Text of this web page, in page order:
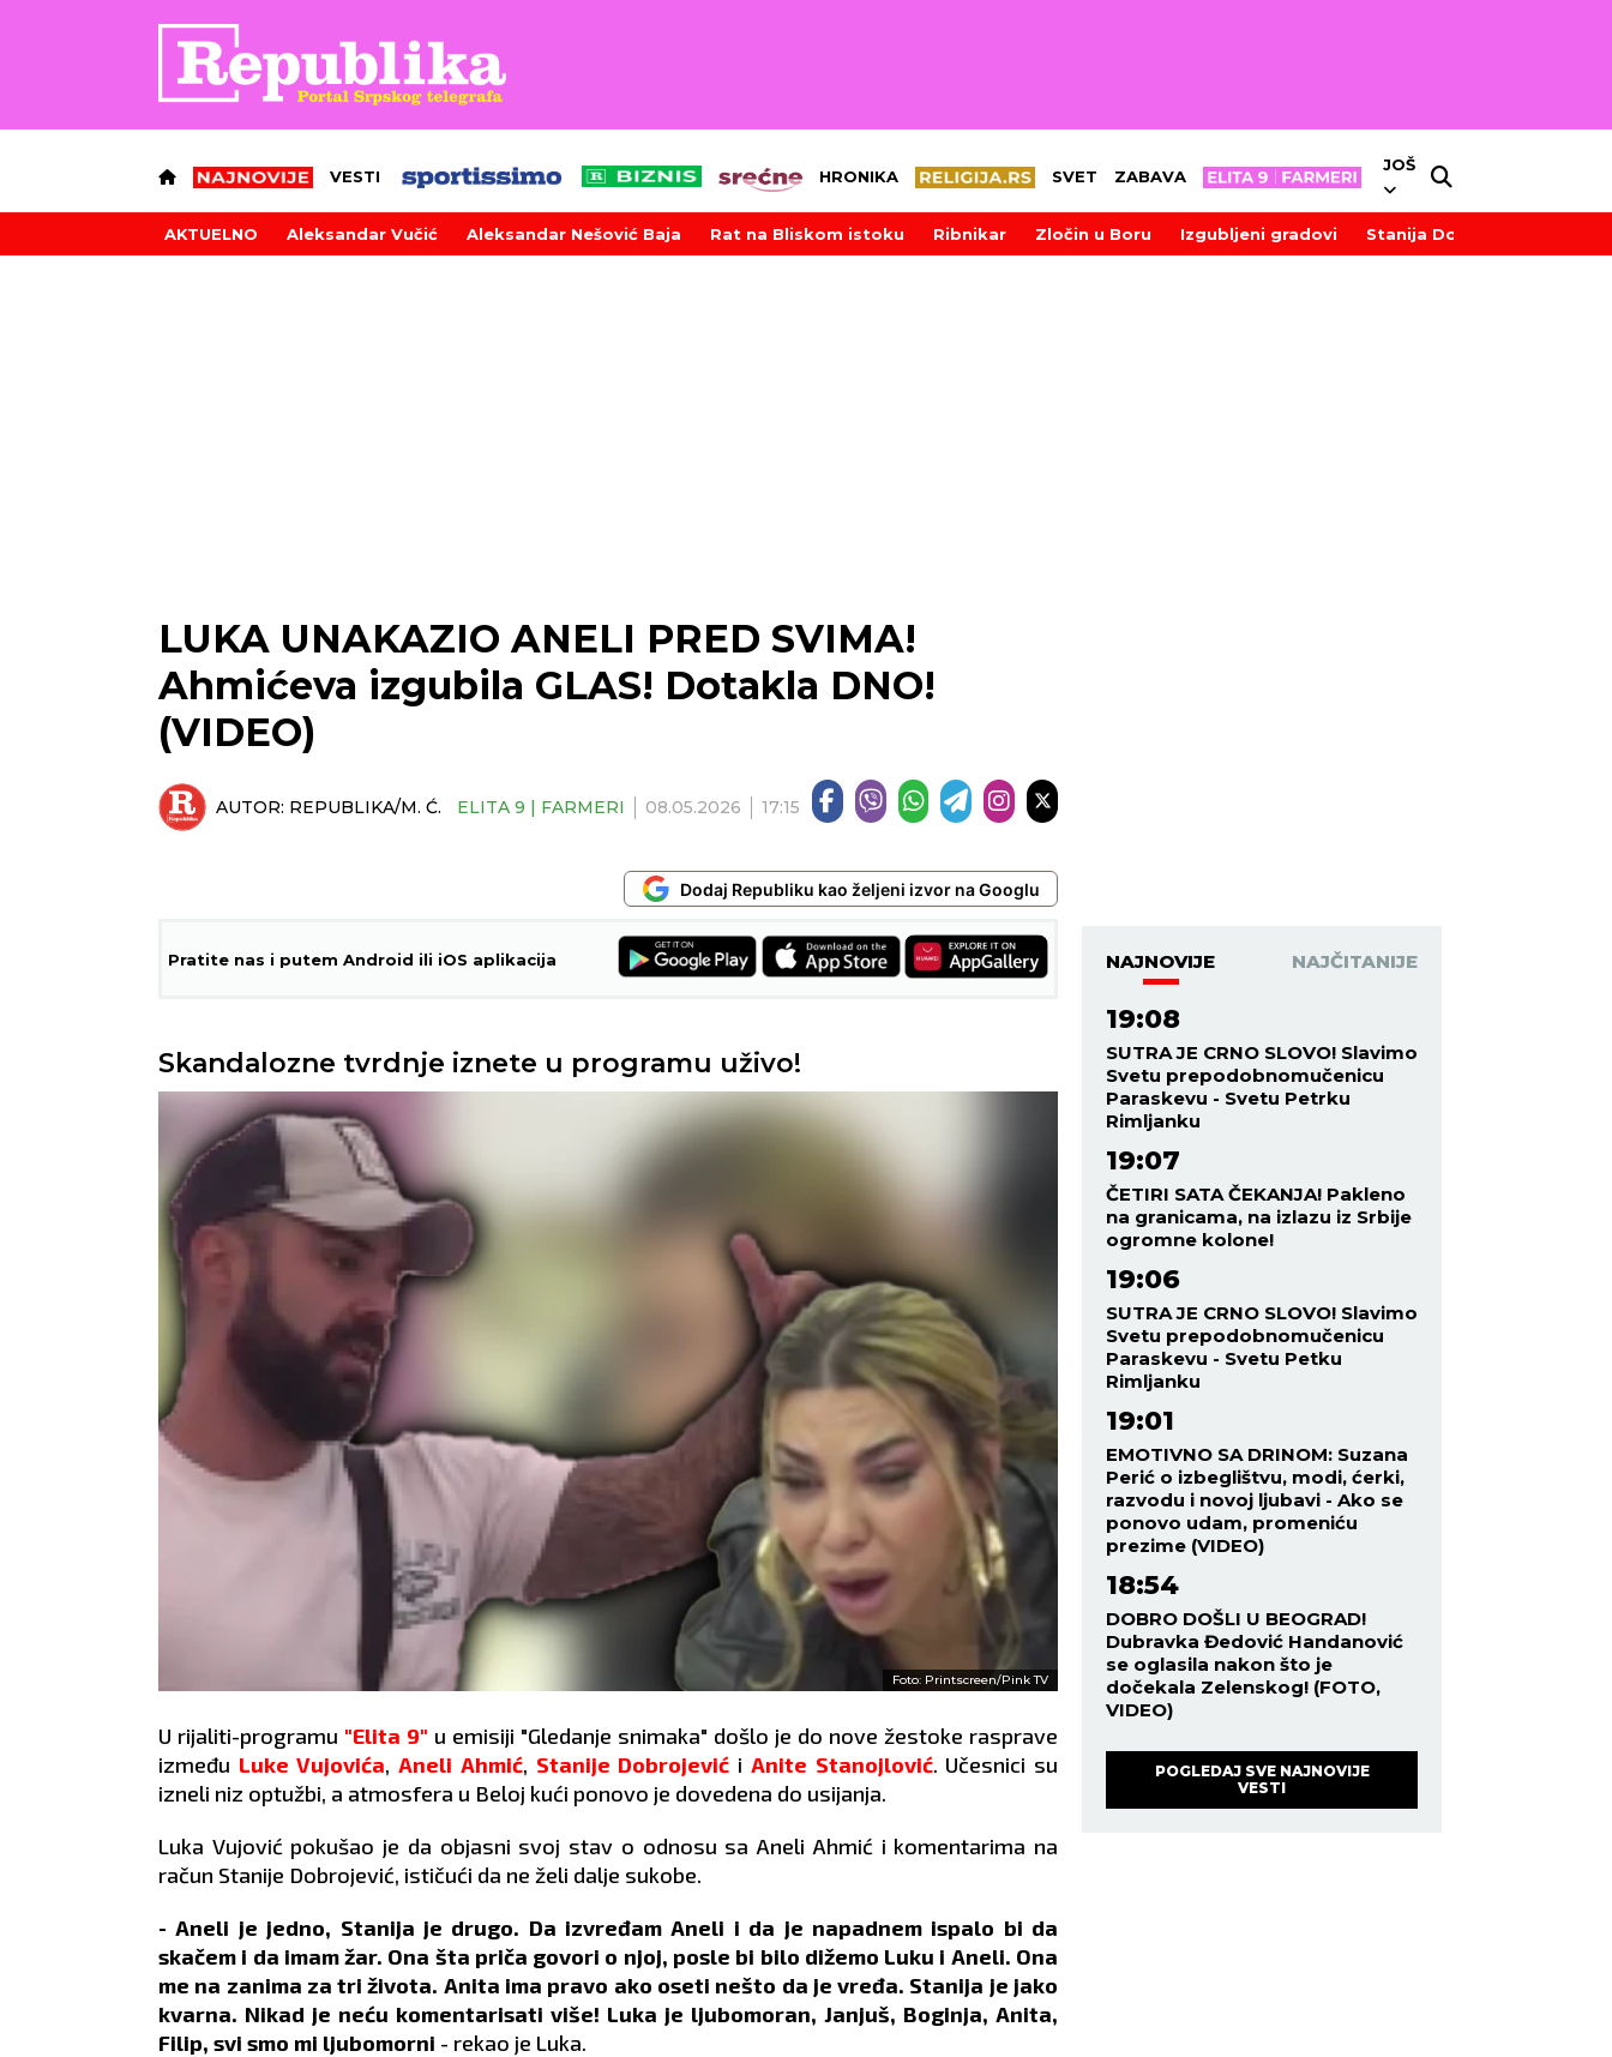
VESTI HRONIKA SVET ZABAVA
JOŠ
AKTUELNO Aleksandar Vučić Aleksandar Nešović Baja Rat na Bliskom istoku Ribnikar Zločin u Boru Izgubljeni gradovi Stanija Dobrojević
LUKA UNAKAZIO ANELI PRED SVIMA!
Ahmićeva izgubila GLAS! Dotakla DNO!
(VIDEO)
AUTOR: REPUBLIKA/M. Ć. ELITA 9 | FARMERI 08.05.2026 17:15
Dodaj Republiku kao željeni izvor na Googlu
Pratite nas i putem Android ili iOS aplikacija
Skandalozne tvrdnje iznete u programu uživo!
Foto: Printscreen/Pink TV
U rijaliti-programu "Elita 9" u emisiji "Gledanje snimaka" došlo je do nove žestoke rasprave
između Luke Vujovića,Aneli Ahmić, Stanije Dobrojević i Anite Stanojlović. Učesnici su
izneli niz optužbi, a atmosfera u Beloj kući ponovo je dovedena do usijanja.
Luka Vujović pokušao je da objasni svoj stav o odnosu sa Aneli Ahmić i komentarima na
račun Stanije Dobrojević, ističući da ne želi dalje sukobe.
- Aneli je jedno, Stanija je drugo. Da izvređam Aneli i da je napadnem ispalo bi da
skačem i da imam žar. Ona šta priča govori o njoj, posle bi bilo dižemo Luku i Aneli. Ona
me na zanima za tri života. Anita ima pravo ako oseti nešto da je vređa. Stanija je jako
kvarna. Nikad je neću komentarisati više! Luka je ljubomoran, Janjuš, Boginja, Anita,
Filip, svi smo mi ljubomorni - rekao je Luka.
NAJNOVIJE NAJČITANIJE
19:08
SUTRA JE CRNO SLOVO! Slavimo
Svetu prepodobnomučenicu
Paraskevu - Svetu Petrku
Rimljanku
19:07
ČETIRI SATA ČEKANJA! Pakleno
na granicama, na izlazu iz Srbije
ogromne kolone!
19:06
SUTRA JE CRNO SLOVO! Slavimo
Svetu prepodobnomučenicu
Paraskevu - Svetu Petku
Rimljanku
19:01
EMOTIVNO SA DRINOM: Suzana
Perić o izbeglištvu, modi, ćerki,
razvodu i novoj ljubavi - Ako se
ponovo udam, promeniću
prezime (VIDEO)
18:54
DOBRO DOŠLI U BEOGRAD!
Dubravka Đedović Handanović
se oglasila nakon što je
dočekala Zelenskog! (FOTO,
VIDEO)
POGLEDAJ SVE NAJNOVIJE
VESTI